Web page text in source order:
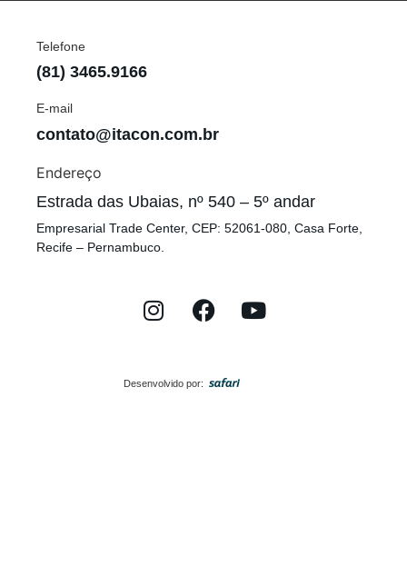
Telefone
(81) 3465.9166
E-mail
contato@itacon.com.br
Endereço
Estrada das Ubaias, nº 540 – 5º andar
Empresarial Trade Center, CEP: 52061-080, Casa Forte,
Recife – Pernambuco.
Desenvolvido por: